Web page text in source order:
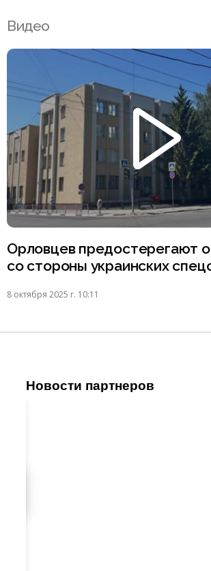
Видео
Орловцев предостерегают
со стороны украинских
8 октября 2025 г. 10:11
Новости партнеров